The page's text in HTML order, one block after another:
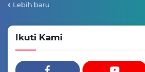
Lebih baru
Ikuti Kami